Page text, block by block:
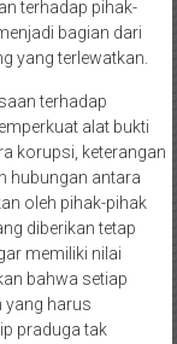
terhadap pihak-
bagian dari
yang terlewatkan.
terhadap
alat bukti
korupsi, keterangan
hubungan antara
oleh pihak-pihak
diberikan tetap
memiliki nilai
bahwa setiap
yang harus
praduga tak